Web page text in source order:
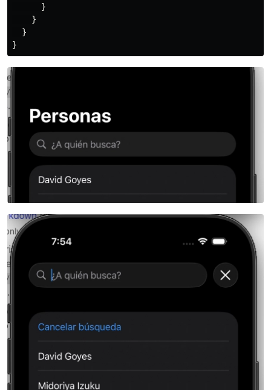
}
}
}
}